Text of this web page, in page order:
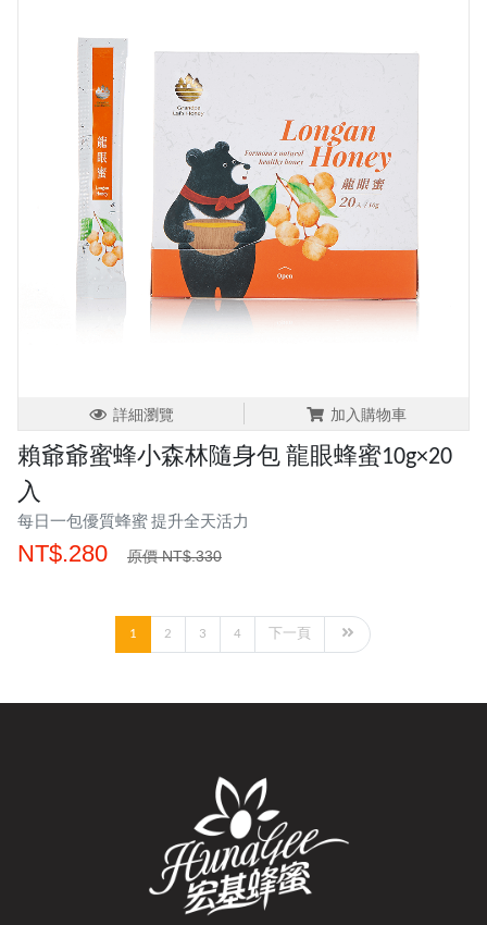
詳細瀏覽 加入購物車
賴爺爺蜜蜂小森林隨身包 龍眼蜂蜜10g×20
入
每日一包優質蜂蜜 提升全天活力
NT$.280 原價 NT$.330
1 2 3 4 下一頁